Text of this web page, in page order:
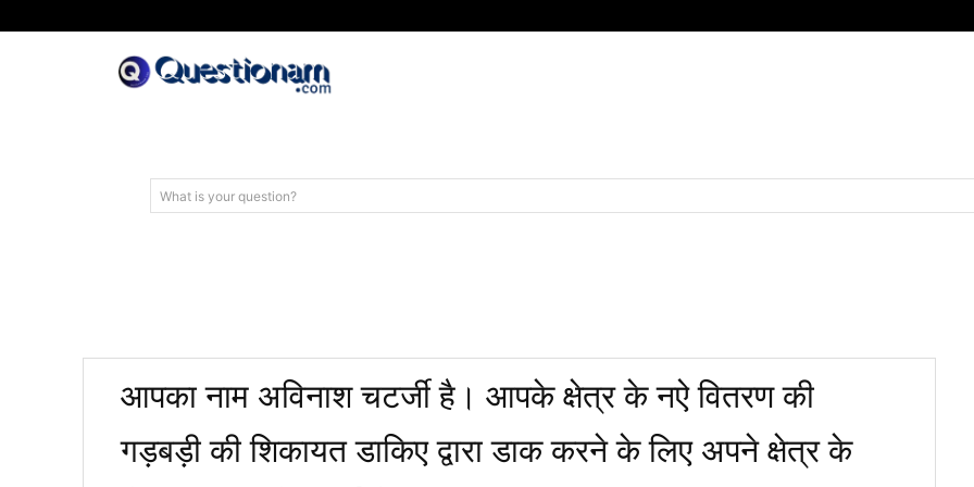
What is your question?
आपका नाम अविनाश चटर्जी है। आपके क्षेत्र के नऐ वितरण की
गड़बड़ी की शिकायत डाकिए द्वारा डाक करने के लिए अपने क्षेत्र के